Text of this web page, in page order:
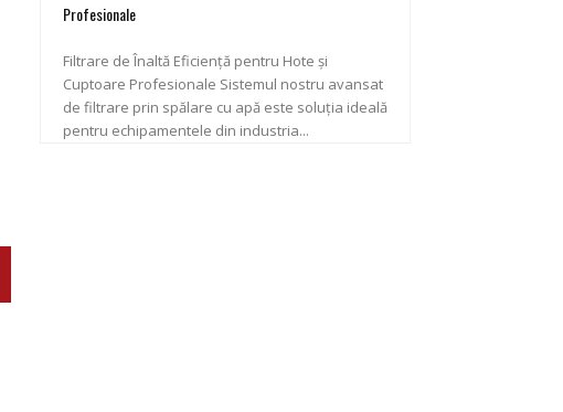
Profesionale
Filtrare de Înaltă Eficiență pentru Hote și
Cuptoare Profesionale Sistemul nostru avansat
de filtrare prin spălare cu apă este soluția ideală
pentru echipamentele din industria...